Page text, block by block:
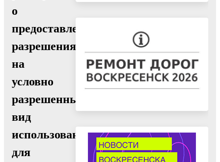
о
предоставлении
разрешения
на
условно
разрешенный
вид
использования
для